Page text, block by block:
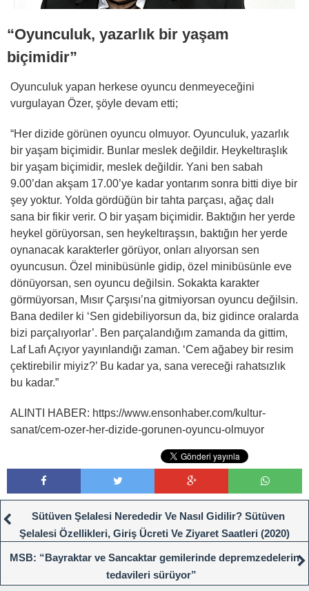
“Oyunculuk, yazarlık bir yaşam
biçimidir”
Oyunculuk yapan herkese oyuncu denmeyeceğini
vurgulayan Özer, şöyle devam etti;
“Her dizide görünen oyuncu olmuyor. Oyunculuk, yazarlık
bir yaşam biçimidir. Bunlar meslek değildir. Heykeltıraşlık
bir yaşam biçimidir, meslek değildir. Yani ben sabah
9.00’dan akşam 17.00’ye kadar yontarım sonra bitti diye bir
şey yoktur. Yolda gördüğün bir tahta parçası, ağaç dalı
sana bir fikir verir. O bir yaşam biçimidir. Baktığın her yerde
heykel görüyorsan, sen heykeltıraşsın, baktığın her yerde
oynanacak karakterler görüyor, onları alıyorsan sen
oyuncusun. Özel minibüsünle gidip, özel minibüsünle eve
dönüyorsan, sen oyuncu değilsin. Sokakta karakter
görmüyorsan, Mısır Çarşısı’na gitmiyorsan oyuncu değilsin.
Bana dediler ki ‘Sen gidebiliyorsun da, biz gidince oralarda
bizi parçalıyorlar’. Ben parçalandığım zamanda da gittim,
Laf Lafı Açıyor yayınlandığı zaman. ‘Cem ağabey bir resim
çektirebilir miyiz?’ Bu kadar ya, sana vereceği rahatsızlık
bu kadar.”
ALINTI HABER: https://www.ensonhaber.com/kultur-
sanat/cem-ozer-her-dizide-gorunen-oyuncu-olmuyor
Sütüven Şelalesi Nerededir Ve Nasıl Gidilir? Sütüven
Şelalesi Özellikleri, Giriş Ücreti Ve Ziyaret Saatleri (2020)
MSB: “Bayraktar ve Sancaktar gemilerinde depremzedelerin
tedavileri sürüyor”